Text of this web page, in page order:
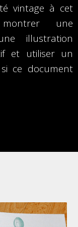
vintage à cet
montrer une
illustration
et utiliser un
ce document